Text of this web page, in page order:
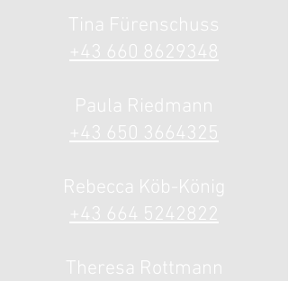
Tina Fürenschuss
+43 660 8629348
Paula Riedmann
+43 650 3664325
Rebecca Köb-König
+43 664 5242822
Theresa Rottmann